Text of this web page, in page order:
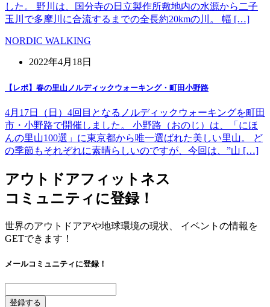
した。 野川は、国分寺の日立製作所敷地内の水源から二子
玉川で多摩川に合流するまでの全長約20kmの川。 幅 […]
NORDIC WALKING
2022年4月18日
【レポ】春の里山ノルディックウォーキング・町田小野路
4月17日（日）4回目となるノルディックウォーキングを町田
市・小野路で開催しました。 小野路（おのじ）は、「にほ
んの里山100選」に東京都から唯一選ばれた美しい里山。 ど
の季節もそれぞれに素晴らしいのですが、今回は、”山 […]
アウトドアフィットネス
コミュニティに登録！
世界のアウトドアアや地球環境の現状、 イベントの情報を
GETできます！
メールコミュニティに登録！